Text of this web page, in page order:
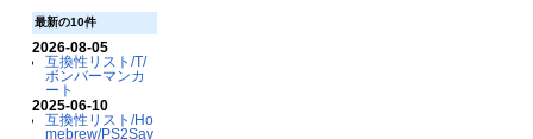
最新の10件
2026-08-05
互換性リスト/T/
ボンバーマンカ
ート
2025-06-10
互換性リスト/Ho
mebrew/PS2Sav